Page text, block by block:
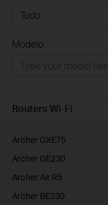
Empresas
Modelo:
Routers Wi-Fi
Archer GXE75
Archer GE230
Archer Air R5
Archer BE230